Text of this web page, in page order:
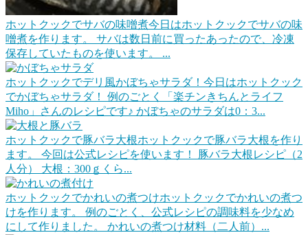
ホットクックでサバの味噌煮今日はホットクックでサバの味
噌煮を作ります。 サバは数日前に買ったあったので、冷凍
保存していたものを使います。 ...
ホットクックでデリ風かぼちゃサラダ！ 今日はホットクック
でかぼちゃサラダ！ 例のごとく「楽チンきちんとライフ
Miho」さんのレシピです♪ かぼちゃのサラダは0：3...
ホットクックで豚バラ大根ホットクックで豚バラ大根を作り
ます。 今回は公式レシピを使います！ 豚バラ大根レシピ（2
人分） 大根：300ｇくら...
ホットクックでかれいの煮つけホットクックでかれいの煮つ
けを作ります。 例のごとく、公式レシピの調味料を少なめ
にして作りました。 かれいの煮つけ材料（二人前）...